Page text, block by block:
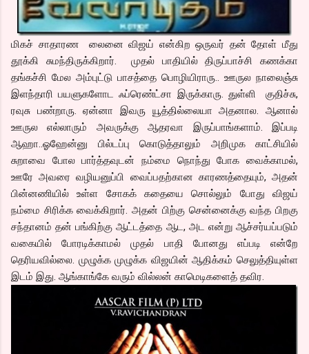
மிகச் சாதாரண லைனை விஜய் என்கிற ஒருவர் தன் தோள் மீது
தூக்கி சுமந்திருக்கிறார். முதல் பாதியில் திருப்பாச்சி கணக்கா
தங்கச்சி மேல அம்புட்டு பாசத்தை பொழியிராரு.. ஊருல நாலைஞ்சு
இளந்தாரி பயளுகளோட ஃப்ரெண்ட்சா இருக்காரு. துள்ளி குதிச்சு,
ரவுசு பண்றாரு. ஏன்னா இவரு யூத்தில்லையா அதனால. ஆனால்
ஊருல எல்லாரும் அவருக்கு ஆதரவா இருப்பாங்களாம். இப்படி
ஆஹா..ஓஹேன்னு பில்டப்பு கொடுத்தாலும் அறிமுக காட்சியில்
சுறாவை போல பார்த்தவுடன் நம்மை நொந்து போக வைக்காமல்,
ஊரே அவரை வழியனுப்பி வைப்பதற்கான காரணத்தையும், அதன்
பின்னணியில் உள்ள சோகக் கதையை சொல்லும் போது விஜய்
நம்மை சிரிக்க வைக்கிறார். அதன் பிற்கு சென்னைக்கு வந்த பிறகு
சந்தானம் தன் பங்கிற்கு ஆட்டத்தை ஆட, அட என்று ஆச்சர்யப்படும்
வகையில் போரடிக்காமல் முதல் பாதி போனது எப்படி என்றே
தெரியவில்லை. முழுக்க முழுக்க விஜயின் ஆதிக்கம் செலுத்தியுள்ள
இடம் இது. ஆங்காங்கே வரும் வில்லன் காமெடிகளைத் தவிர.